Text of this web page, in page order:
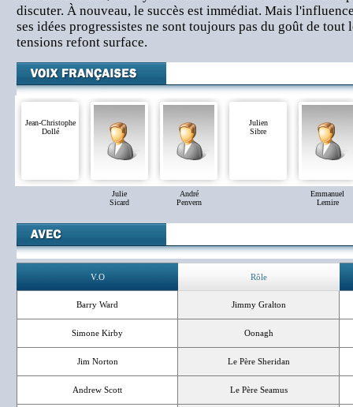
discuter. À nouveau, le succès est immédiat. Mais
ses idées progressistes ne sont toujours pas du goût de tout
tensions refont surface.
Jean-Christophe
Dollé
Julie
Sicard
André
Penvern
Julien
Sibre
Emmanuel
Lemire
V.O Rôle
Barry Ward Jimmy Gralton
Simone Kirby Oonagh
Jim Norton Le Père Sheridan
Andrew Scott Le Père Seamus